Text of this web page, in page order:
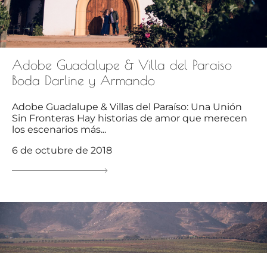
Adobe Guadalupe & Villa del Paraiso
Boda Darline y Armando
Adobe Guadalupe & Villas del Paraíso: Una Unión
Sin Fronteras Hay historias de amor que merecen
los escenarios más...
6 de octubre de 2018